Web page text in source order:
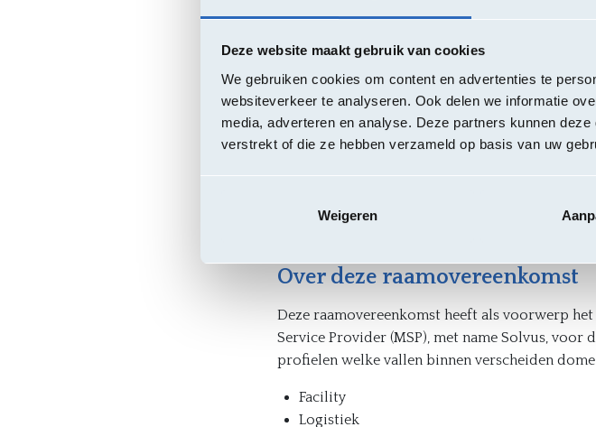
Deze website maakt gebruik van cookies
We gebruiken cookies om content en advertenties te
websiteverkeer te analyseren. Ook delen we informatie
media, adverteren en analyse. Deze partners kunnen
verstrekt of die ze hebben verzameld op basis van uw
Weigeren
Contractanten
Solvus - Frankrijklei 101, 2000 Antwerpen
Over deze raamovereenkomst
Deze raamovereenkomst heeft als voorwerp
Service Provider (MSP), met name Solvus, voor
profielen welke vallen binnen verscheiden
Facility
Logistiek